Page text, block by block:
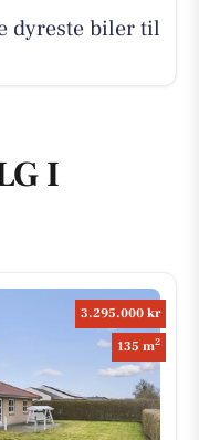
dyreste biler til
I
3.295.000 kr
135 m2